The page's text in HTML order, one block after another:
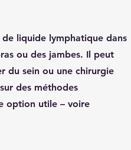
liquide lymphatique dans
ou des jambes. Il peut
du sein ou une chirurgie
des méthodes
option utile – voire